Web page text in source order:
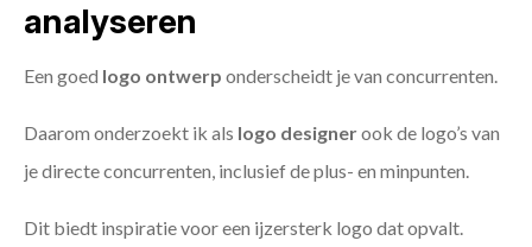
analyseren
Een goed logo ontwerp onderscheidt je van concurrenten.
Daarom onderzoekt ik als logo designerook de logo’s van
je directe concurrenten, inclusief de plus- en minpunten.
Dit biedt inspiratie voor een ijzersterk logo dat opvalt.